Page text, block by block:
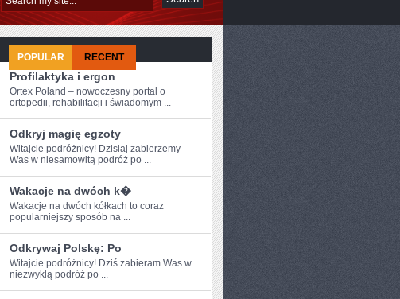
POPULAR RECENT
Profilaktyka i ergon
Ortex Poland – nowoczesny portal o
ortopedii, rehabilitacji i świadomym ...
Odkryj magię egzoty
Witajcie podróżnicy! Dzisiaj zabierzemy
Was w niesamowitą podróż ⁢po⁣ ...
Wakacje na dwóch k�
Wakacje na dwóch​ kółkach to ‌coraz‍
popularniejszy sposób na⁢ ...
Odkrywaj Polskę: Po
Witajcie podróżnicy!⁣ Dziś zabieram Was w
niezwykłą podróż po ...